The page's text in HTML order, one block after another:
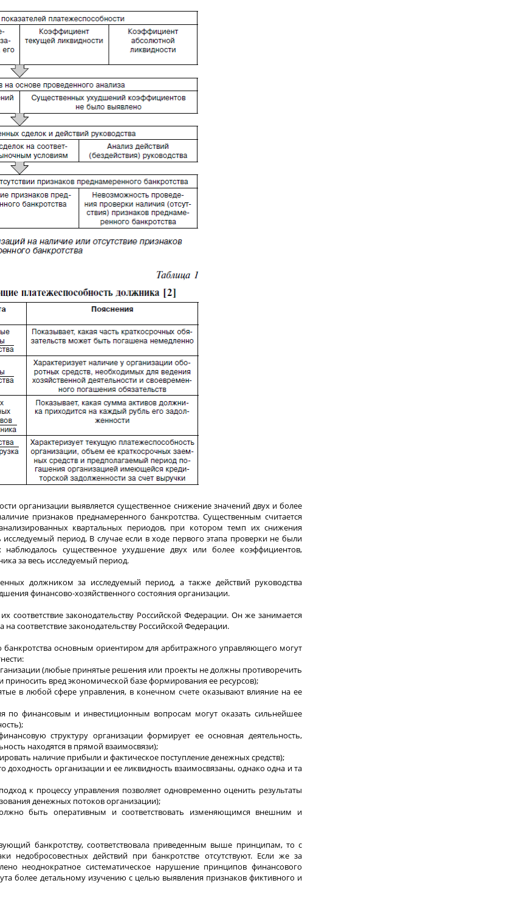
организации выявляется существенное снижение значений двух и более
признаков преднамеренного банкротства. Существенным считается
квартальных периодов, при котором темп их снижения
период. В случае если в ходе первого этапа проверки не были
существенное ухудшение двух или более коэффициентов,
за весь исследуемый период.
должником за исследуемый период, а также действий руководства
финансово-хозяйственного состояния организации.
законодательству Российской Федерации. Он же занимается
соответствие законодательству Российской Федерации.
основным ориентиром для арбитражного управляющего могут
(любые принятые решения или проекты не должны противоречить
вред экономической базе формирования ее ресурсов);
в любой сфере управления, в конечном счете оказывают влияние на ее
финансовым и инвестиционным вопросам могут оказать сильнейшее
структуру организации формирует ее основная деятельность,
находятся в прямой взаимосвязи);
наличие прибыли и фактическое поступление денежных средств);
доходность организации и ее ликвидность взаимосвязаны, однако одна и та
к процессу управления позволяет одновременно оценить результаты
денежных потоков организации);
быть оперативным и соответствовать изменяющимся внешним и
банкротству, соответствовала приведенным выше принципам, то с
действий при банкротстве отсутствуют. Если же за
неоднократное систематическое нарушение принципов финансового
более детальному изучению с целью выявления признаков фиктивного и